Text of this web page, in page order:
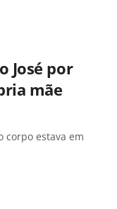
José por
mãe
corpo estava em